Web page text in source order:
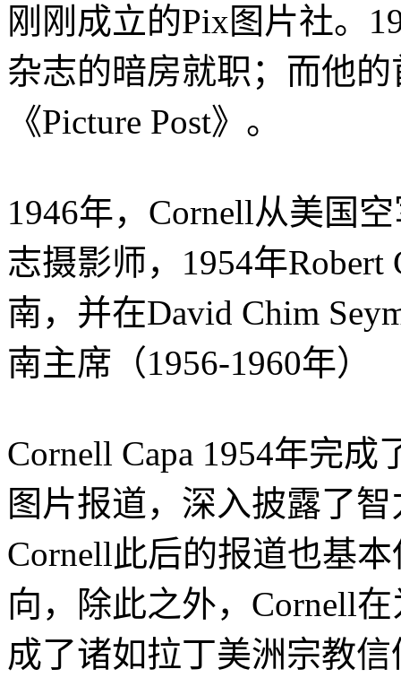
刚刚成立的Pix图片社。
杂志的暗房就职；而他
《Picture Post》。
1946年，Cornell从美国
志摄影师，1954年
南，并在David Chim
南主席（1956-1960年）
Cornell Capa 1954年完
图片报道，深入披露了
Cornell此后的报道也基
向，除此之外，Cornell
成了诸如拉丁美洲宗教